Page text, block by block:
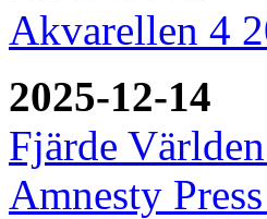
Akvarellen 4
2025-12-14
Fjärde
Amnesty